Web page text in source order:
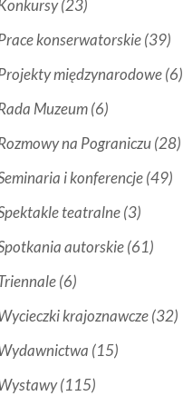
(23)
konserwatorskie(39)
międzynarodowe(6)
Muzeum(6)
na Pograniczu(28)
i konferencje(49)
teatralne(3)
autorskie(61)
(6)
krajoznawcze(32)
(15)
(115)